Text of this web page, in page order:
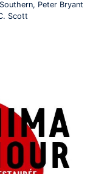
Peter Bryant
Scott